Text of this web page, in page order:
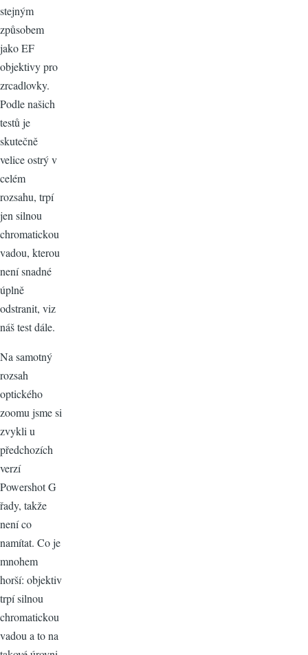
stejným
způsobem
jako EF
objektivy pro
zrcadlovky.
Podle našich
testů je
skutečně
velice ostrý v
celém
rozsahu, trpí
jen silnou
chromatickou
vadou, kterou
není snadné
úplně
odstranit, viz
náš test dále.
Na samotný
rozsah
optického
zoomu jsme si
zvykli u
předchozích
verzí
Powershot G
řady, takže
není co
namítat. Co je
mnohem
horší: objektiv
trpí silnou
chromatickou
vadou a to na